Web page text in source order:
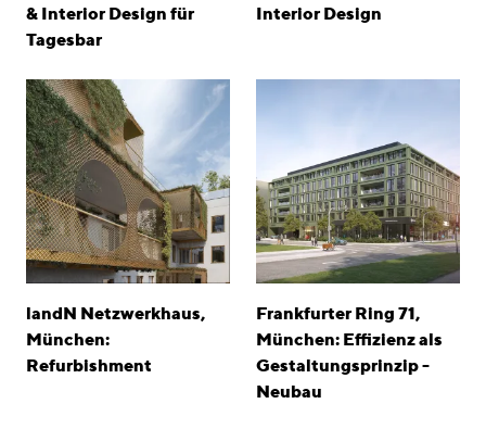
& Interior Design für
Tagesbar
Interior Design
landN Netzwerkhaus,
München:
Refurbishment
Frankfurter Ring 71,
München: Effizienz als
Gestaltungsprinzip -
Neubau